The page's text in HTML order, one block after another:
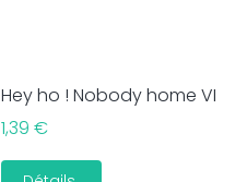
Hey ho ! Nobody home VI
1,39 €